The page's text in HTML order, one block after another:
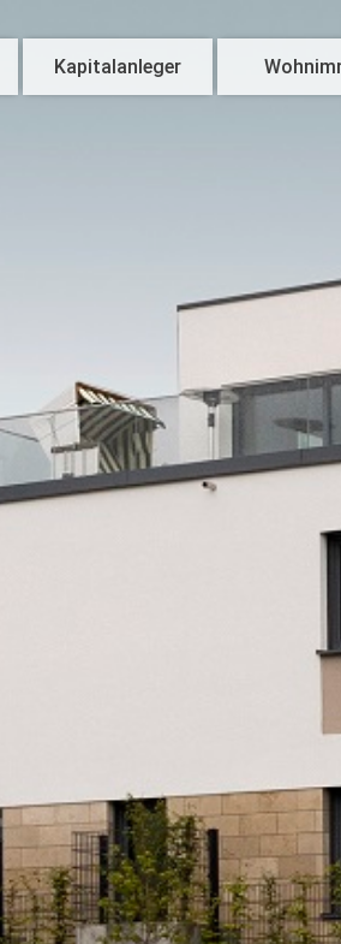
Kapitalanleger
Immobilie verkaufen
Vermietungsservice